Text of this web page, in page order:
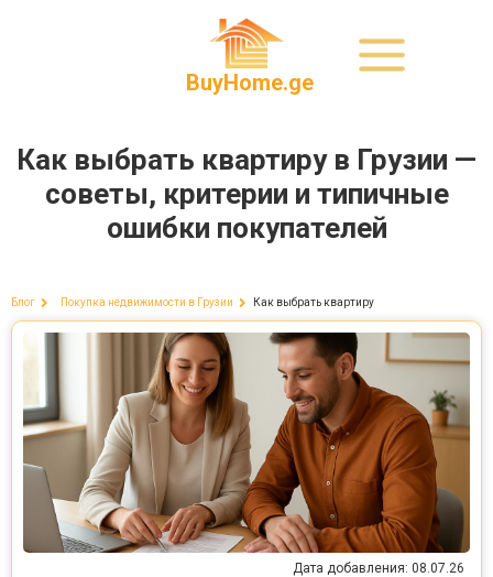
BuyHome.ge
Как выбрать квартиру в Грузии —
советы, критерии и типичные
ошибки покупателей
Блог Покупка недвижимости в Грузии Как выбрать квартиру
Дата добавления: 08.07.26